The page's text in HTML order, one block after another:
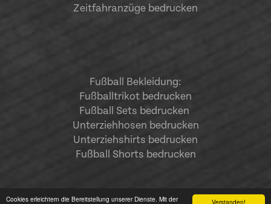
Verstanden!
Cookies erleichtern die Bereitstellung unserer Dienste. Mit der
Zeitfahranzüge bedrucken
Fußball Bekleidung:
Fußballtrikot bedrucken
Fußball Sets bedrucken
Unterziehhosen bedrucken
Unterziehshirts bedrucken
Fußball Shorts bedrucken